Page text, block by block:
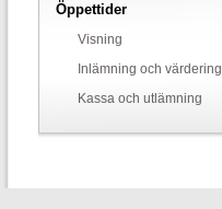
Öppettider
Visning
Inlämning och värdering
Kassa och utlämning